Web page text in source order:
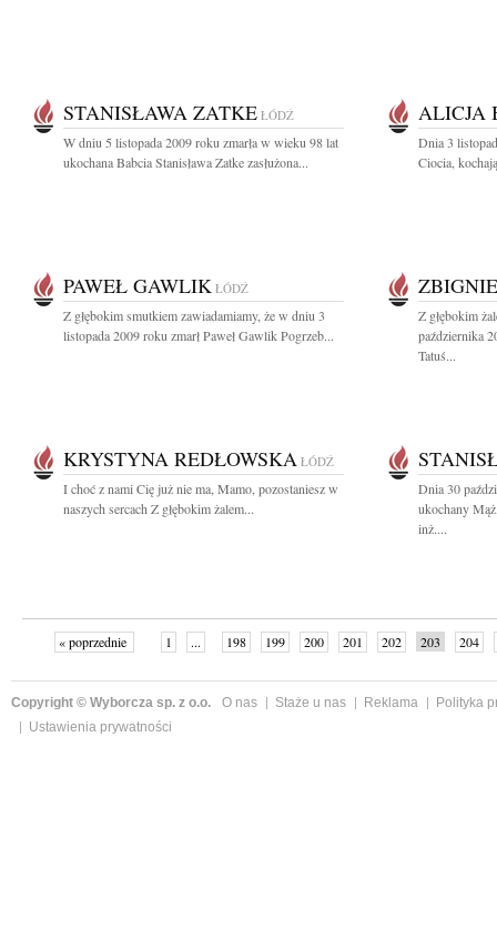
STANISŁAWA ZATKE ŁÓDŹ
W dniu 5 listopada 2009 roku zmarła w wieku 98 lat
ukochana Babcia Stanisława Zatke zasłużona...
ALICJA
Dnia 3
Ciocia,
PAWEŁ GAWLIK ŁÓDŹ
Z głębokim smutkiem zawiadamiamy, że w dniu 3
listopada 2009 roku zmarł Paweł Gawlik Pogrzeb...
Z głębokim
października
Tatuś...
KRYSTYNA REDŁOWSKA ŁÓDŹ
I choć z nami Cię już nie ma, Mamo, pozostaniesz w
naszych sercach Z głębokim żalem...
Dnia 30
ukochany
inż....
« poprzednie 1 ... 198 199 200 201 202 203
204
Copyright © Wyborcza sp. z o.o. O nas Staże u nas Reklama
Polityka
Ustawienia prywatności